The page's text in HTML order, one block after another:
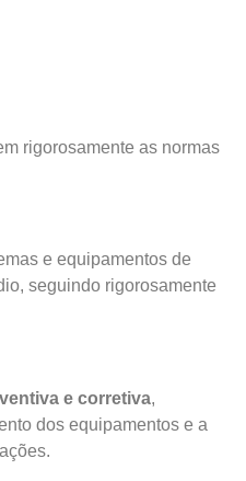
rigorosamente as normas
e equipamentos de
seguindo rigorosamente
e corretiva,
dos equipamentos e a